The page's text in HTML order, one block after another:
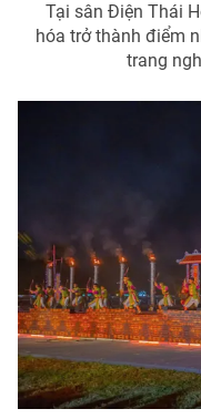
Tại sân Điện Thái
hóa trở thành điểm
trang